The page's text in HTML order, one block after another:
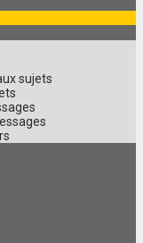
sujets